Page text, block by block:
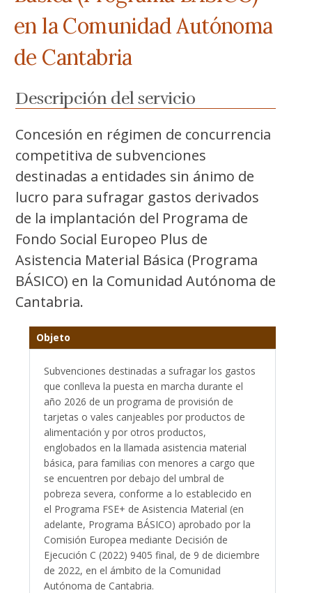
en la Comunidad Autónoma
de Cantabria
Descripción del servicio
Concesión en régimen de concurrencia
competitiva de subvenciones
destinadas a entidades sin ánimo de
lucro para sufragar gastos derivados
de la implantación del Programa de
Fondo Social Europeo Plus de
Asistencia Material Básica (Programa
BÁSICO) en la Comunidad Autónoma de
Cantabria.
Objeto
Subvenciones destinadas a sufragar los gastos
que conlleva la puesta en marcha durante el
año 2026 de un programa de provisión de
tarjetas o vales canjeables por productos de
alimentación y por otros productos,
englobados en la llamada asistencia material
básica, para familias con menores a cargo que
se encuentren por debajo del umbral de
pobreza severa, conforme a lo establecido en
el Programa FSE+ de Asistencia Material (en
adelante, Programa BÁSICO) aprobado por la
Comisión Europea mediante Decisión de
Ejecución C (2022) 9405 final, de 9 de diciembre
de 2022, en el ámbito de la Comunidad
Autónoma de Cantabria.